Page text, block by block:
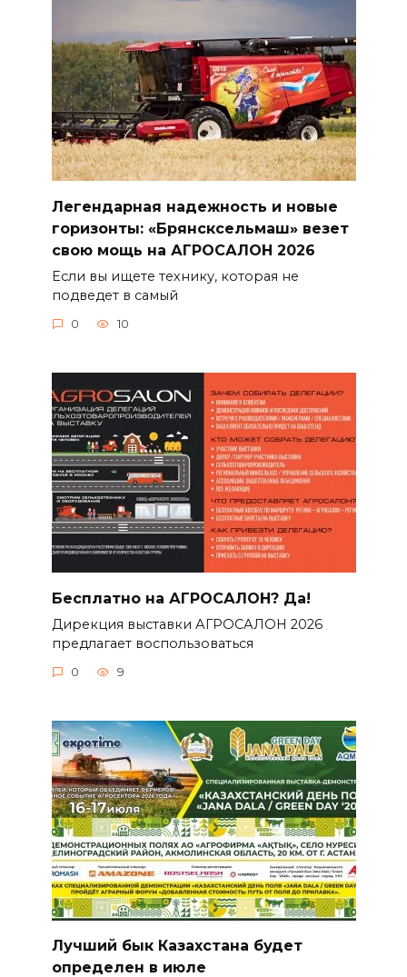
Легендарная надежность и новые
горизонты: «Брянсксельмаш» везет
свою мощь на АГРОСАЛОН 2026
Если вы ищете технику, которая не
подведет в самый
0 10
Бесплатно на АГРОСАЛОН? Да!
Дирекция выставки АГРОСАЛОН 2026
предлагает воспользоваться
0 9
Лучший бык Казахстана будет
определен в июле